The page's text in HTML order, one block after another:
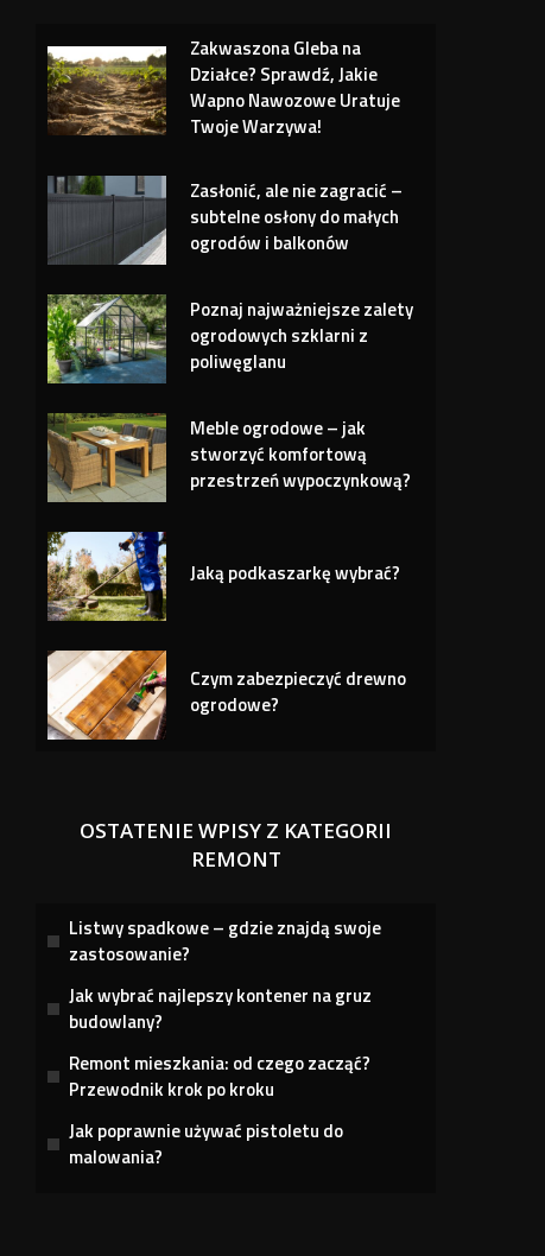
Zakwaszona Gleba na
Działce? Sprawdź, Jakie
Wapno Nawozowe Uratuje
Twoje Warzywa!
Zasłonić, ale nie zagracić –
subtelne osłony do małych
ogrodów i balkonów
Poznaj najważniejsze zalety
ogrodowych szklarni z
poliwęglanu
Meble ogrodowe – jak
stworzyć komfortową
przestrzeń wypoczynkową?
Jaką podkaszarkę wybrać?
Czym zabezpieczyć drewno
ogrodowe?
OSTATENIE WPISY Z KATEGORII
REMONT
Listwy spadkowe – gdzie znajdą swoje
zastosowanie?
Jak wybrać najlepszy kontener na gruz
budowlany?
Remont mieszkania: od czego zacząć?
Przewodnik krok po kroku
Jak poprawnie używać pistoletu do
malowania?